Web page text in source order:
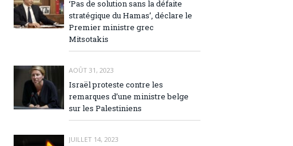
‘Pas de solution sans la défaite
stratégique du Hamas’, déclare le
Premier ministre grec
Mitsotakis
AOÛT 31, 2023
Israël proteste contre les
remarques d’une ministre belge
sur les Palestiniens
JUILLET 14, 2023